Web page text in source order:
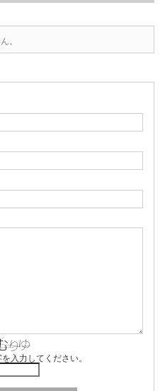
。
入力してください。